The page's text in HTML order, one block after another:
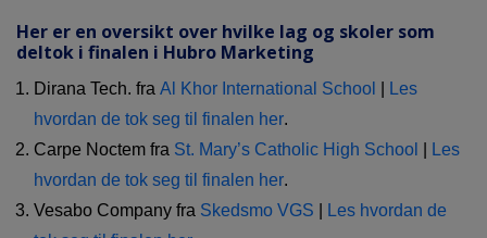
Her er en oversikt over hvilke lag og skoler som
deltok i finalen i Hubro Marketing
Dirana Tech. fra Al Khor International School
Les
hvordan de tok seg til finalen her.
Carpe Noctem fra St. Mary’s Catholic High School
Les
hvordan de tok seg til finalen her.
Vesabo Company fra Skedsmo VGS
Les hvordan de